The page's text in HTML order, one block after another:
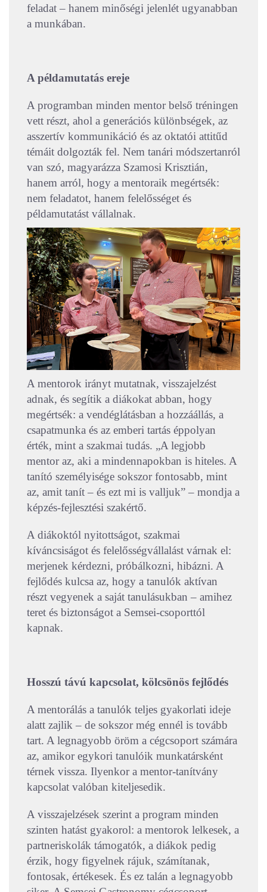
feladat – hanem minőségi jelenlét ugyanabban
a munkában.
A példamutatás ereje
A programban minden mentor belső tréningen
vett részt, ahol a generációs különbségek, az
asszertív kommunikáció és az oktatói attitűd
témáit dolgozták fel. Nem tanári módszertanról
van szó, magyarázza Szamosi Krisztián,
hanem arról, hogy a mentoraik megértsék:
nem feladatot, hanem felelősséget és
példamutatást vállalnak.
A mentorok irányt mutatnak, visszajelzést
adnak, és segítik a diákokat abban, hogy
megértsék: a vendéglátásban a hozzáállás, a
csapatmunka és az emberi tartás éppolyan
érték, mint a szakmai tudás. „A legjobb
mentor az, aki a mindennapokban is hiteles. A
tanító személyisége sokszor fontosabb, mint
az, amit tanít – és ezt mi is valljuk” – mondja a
képzés-fejlesztési szakértő.
A diákoktól nyitottságot, szakmai
kíváncsiságot és felelősségvállalást várnak el:
merjenek kérdezni, próbálkozni, hibázni. A
fejlődés kulcsa az, hogy a tanulók aktívan
részt vegyenek a saját tanulásukban – amihez
teret és biztonságot a Semsei-csoporttól
kapnak.
Hosszú távú kapcsolat, kölcsönös fejlődés
A mentorálás a tanulók teljes gyakorlati ideje
alatt zajlik – de sokszor még ennél is tovább
tart. A legnagyobb öröm a cégcsoport számára
az, amikor egykori tanulóik munkatársként
térnek vissza. Ilyenkor a mentor-tanítvány
kapcsolat valóban kiteljesedik.
A visszajelzések szerint a program minden
szinten hatást gyakorol: a mentorok lelkesek, a
partneriskolák támogatók, a diákok pedig
érzik, hogy figyelnek rájuk, számítanak,
fontosak, értékesek. És ez talán a legnagyobb